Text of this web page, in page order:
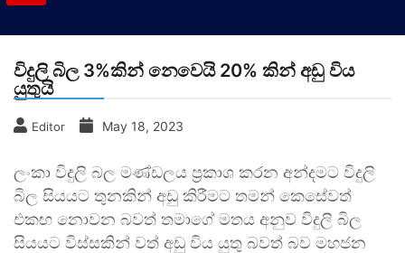
විදුලි බිල 3%කින් නෙවෙයි 20% කින් අඩු විය
යුතුයි
Editor May 18, 2023
ලංකා විදුලි බල මණ්ඩලය ප්‍රකාශ කරන අන්දමට විදුලි
බිල සියයට තුනකින් අඩු කිරීමට තමන් කෙසේවත්
එකඟ නොවන බවත් තමාගේ මතය අනුව විදුලි බිල
සියයට විස්සකින් වත් අඩු විය යුතු බවත් බව මහජන